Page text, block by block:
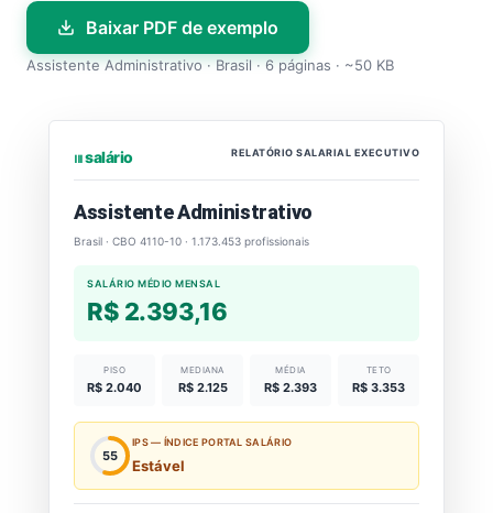
Baixar PDF de exemplo
Assistente Administrativo · Brasil · 6 páginas · ~50 KB
⏐⏐⏐ salário RELATÓRIO SALARIAL EXECUTIVO
Assistente Administrativo
Brasil · CBO 4110-10 · 1.173.453 profissionais
SALÁRIO MÉDIO MENSAL
R$ 2.393,16
PISO
R$ 2.040
MEDIANA
R$ 2.125
MÉDIA
R$ 2.393
TETO
R$ 3.353
55
IPS — ÍNDICE PORTAL SALÁRIO
Estável